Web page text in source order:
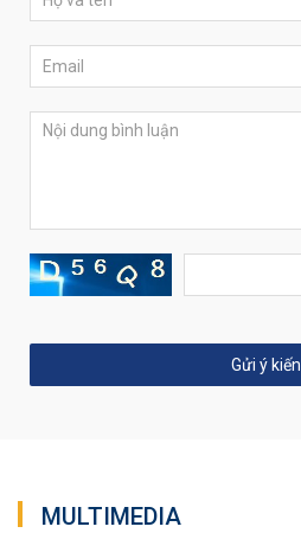
MULTIMEDIA